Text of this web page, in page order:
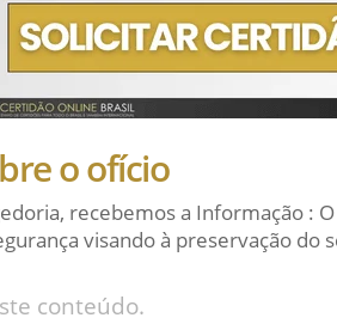
o ofício
recebemos a Informação :
visando à preservação do
conteúdo.